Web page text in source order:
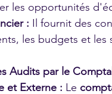
les opportunités
: Il fournit des
les budgets et les
Audits par le
et Externe : Le